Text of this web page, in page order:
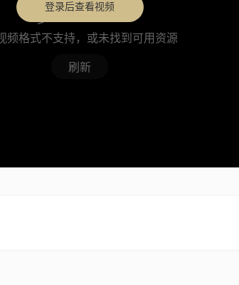
频格式不支持，或未找到可用资源
刷新
登录后查看视频